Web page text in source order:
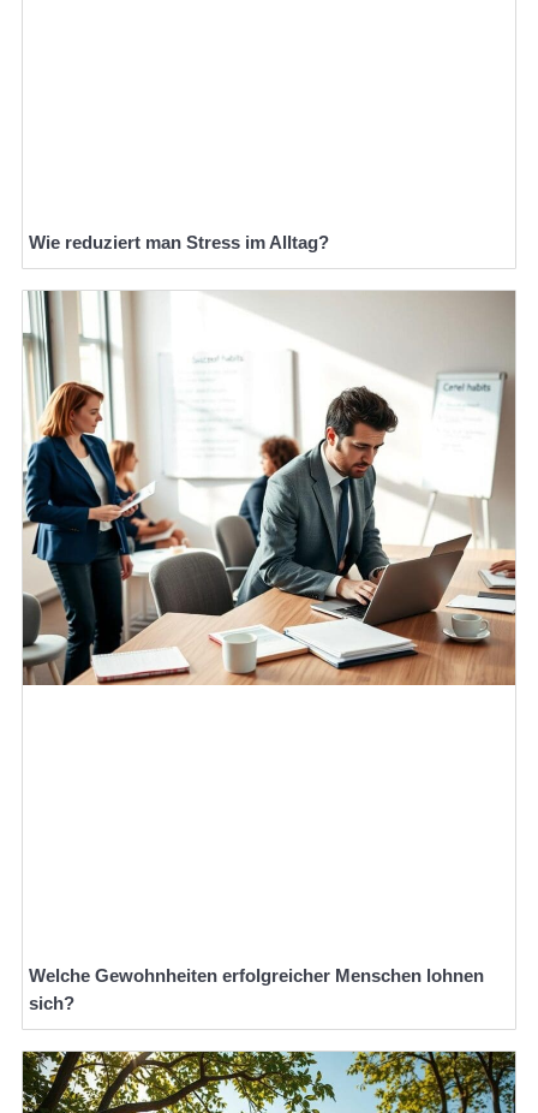
Wie reduziert man Stress im Alltag?
Welche Gewohnheiten erfolgreicher Menschen lohnen
sich?